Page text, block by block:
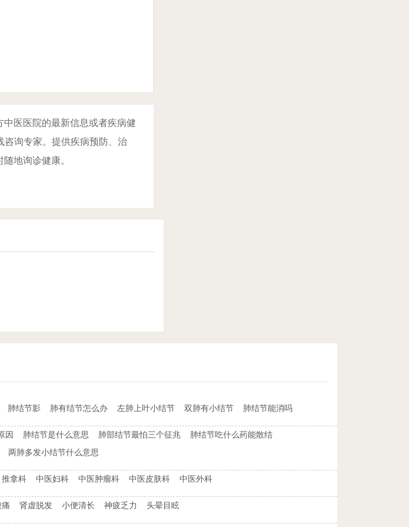
医医院的最新信息或者疾病健
咨询专家。提供疾病预防、治
地询诊健康。
肺结节影 肺有结节怎么办 左肺上叶小结节 双肺有小结节 肺结节能消吗
因 肺结节是什么意思 肺部结节最怕三个征兆
肺结节吃什么药能散结
两肺多发小结节什么意思
推拿科 中医妇科 中医肿瘤科 中医皮肤科 中医外科
痛 肾虚脱发 小便清长 神疲乏力 头晕目眩